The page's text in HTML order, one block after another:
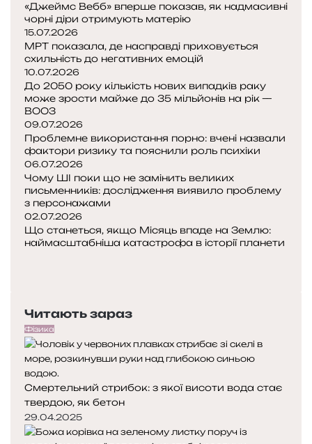
«Джеймс Вебб» вперше показав, як надмасивні
чорні діри отримують матерію
15.07.2026
МРТ показала, де насправді приховується
схильність до негативних емоцій
10.07.2026
До 2050 року кількість нових випадків раку
може зрости майже до 35 мільйонів на рік —
ВООЗ
09.07.2026
Проблемне використання порно: вчені назвали
фактори ризику та пояснили роль психіки
06.07.2026
Чому ШІ поки що не замінить великих
письменників: дослідження виявило проблему
з персонажами
02.07.2026
Що станеться, якщо Місяць впаде на Землю:
наймасштабніша катастрофа в історії планети
Читають зараз
Фізика
Смертельний стрибок: з якої висоти вода стає
твердою, як бетон
29.04.2025